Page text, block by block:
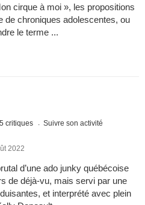
cirque à moi », les propositions
de chroniques adolescentes, ou
le terme ...
critiques Suivre son activité
2022
d’une ado junky québécoise
de déjà-vu, mais servi par une
et interprété avec plein